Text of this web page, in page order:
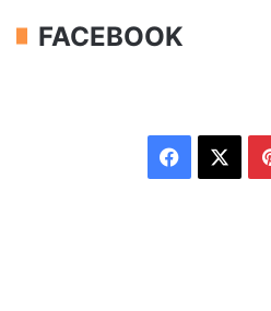
FACEBOOK
Facebook